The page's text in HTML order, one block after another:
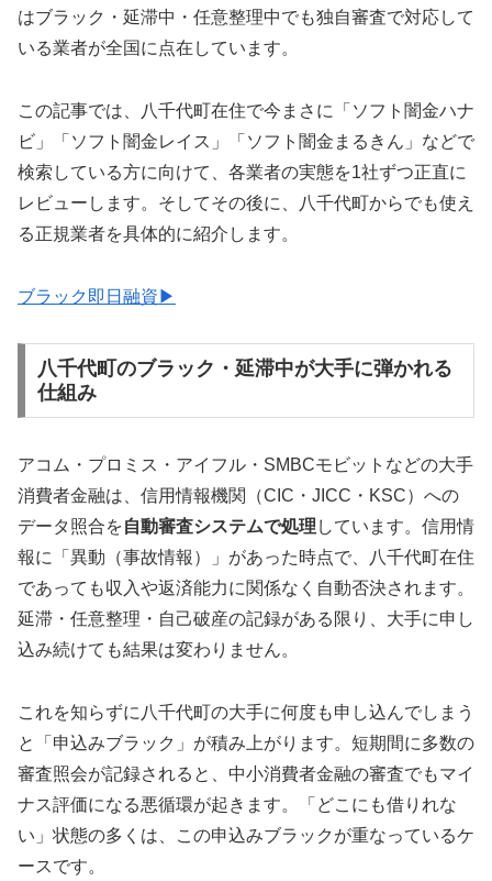
はブラック・延滞中・任意整理中でも独自審査で対応して
いる業者が全国に点在しています。
この記事では、八千代町在住で今まさに「ソフト闇金ハナ
ビ」「ソフト闇金レイス」「ソフト闇金まるきん」などで
検索している方に向けて、各業者の実態を1社ずつ正直に
レビューします。そしてその後に、八千代町からでも使え
る正規業者を具体的に紹介します。
ブラック即日融資▶
八千代町のブラック・延滞中が大手に弾かれる
仕組み
アコム・プロミス・アイフル・SMBCモビットなどの大手
消費者金融は、信用情報機関（CIC・JICC・KSC）への
データ照合を自動審査システムで処理 しています。信用情
報に「異動（事故情報）」があった時点で、八千代町在住
であっても収入や返済能力に関係なく自動否決されます。
延滞・任意整理・自己破産の記録がある限り、大手に申し
込み続けても結果は変わりません。
これを知らずに八千代町の大手に何度も申し込んでしまう
と「申込みブラック」が積み上がります。短期間に多数の
審査照会が記録されると、中小消費者金融の審査でもマイ
ナス評価になる悪循環が起きます。「どこにも借りれな
い」状態の多くは、この申込みブラックが重なっているケ
ースです。